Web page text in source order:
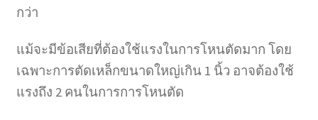
กว่า
แม้จะมีข้อเสียที่ต้องใช้แรงในการโหนตัดมาก โดย
เฉพาะการตัดเหล็กขนาดใหญ่เกิน 1 นิ้ว อาจต้องใช้
แรงถึง 2 คนในการการโหนตัด